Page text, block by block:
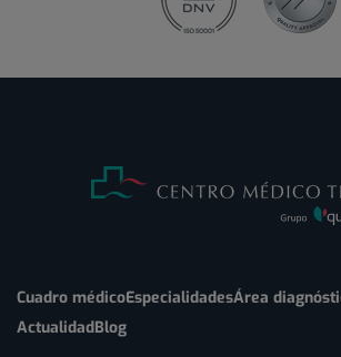
Cuadro médicoEspecialidadesÁrea
ActualidadBlog